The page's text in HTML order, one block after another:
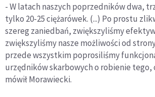
- W latach naszych poprzedników dwa,
tylko 20-25 ciężarówek. (...) Po prostu
szereg zaniedbań, zwiększyliśmy
zwiększyliśmy nasze możliwości od
przede wszystkim poprosiliśmy
urzędników skarbowych o robienie tego,
mówił Morawiecki.